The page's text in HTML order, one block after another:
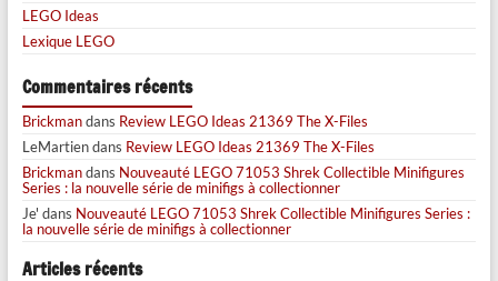
LEGO Ideas
Lexique LEGO
Commentaires récents
Brickmandans Review LEGO Ideas 21369 The X-Files
LeMartiendans Review LEGO Ideas 21369 The X-Files
Brickmandans Nouveauté LEGO 71053 Shrek Collectible Minifigures
Series : la nouvelle série de minifigs à collectionner
Je' dans Nouveauté LEGO 71053 Shrek Collectible Minifigures Series :
la nouvelle série de minifigs à collectionner
Articles récents